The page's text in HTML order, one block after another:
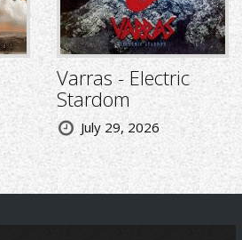
Varras - Electric
Stardom
July 29, 2026